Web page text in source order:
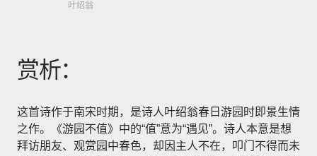
叶绍翁
赏析：
这首诗作于南宋时期，是诗人叶绍翁春日游园时即景生情
之作。《游园不值》中的“值”意为“遇见”。诗人本意是想
拜访朋友、观赏园中春色，却因主人不在，叩门不得而未